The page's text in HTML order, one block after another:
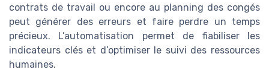
contrats de travail ou encore au planning des congés
peut générer des erreurs et faire perdre un temps
précieux. L’automatisation permet de fiabiliser les
indicateurs clés et d’optimiser le suivi des ressources
humaines.